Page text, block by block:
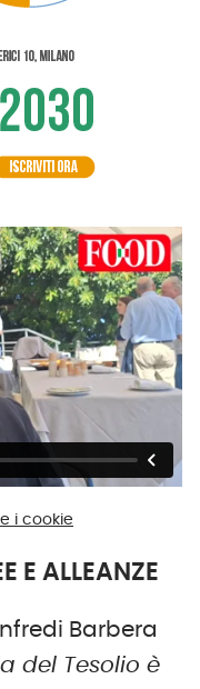
i cookie
E ALLEANZE
Barbera
del Tesolio è